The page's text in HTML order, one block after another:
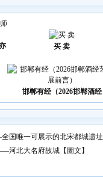
买 卖
邯郸有经（2026邯郸酒经
国唯一可展示的北宋都城遗址
河北大名府故城【圖文】